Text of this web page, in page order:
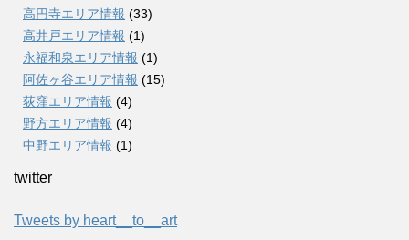
高円寺エリア情報 (33)
高井戸エリア情報 (1)
永福和泉エリア情報 (1)
阿佐ヶ谷エリア情報 (15)
荻窪エリア情報 (4)
野方エリア情報 (4)
中野エリア情報 (1)
twitter
Tweets by heart__to__art